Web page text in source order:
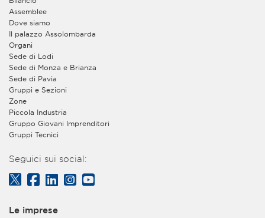
Assemblee
Dove siamo
Il palazzo Assolombarda
Organi
Sede di Lodi
Sede di Monza e Brianza
Sede di Pavia
Gruppi e Sezioni
Zone
Piccola Industria
Gruppo Giovani Imprenditori
Gruppi Tecnici
Seguici sui social:
Le imprese